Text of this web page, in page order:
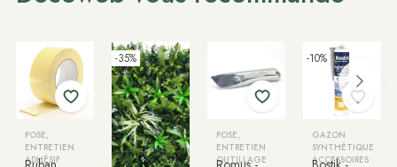
POSE,
ENTRETIEN
ADHÉSIF
-35%
POSE,
ENTRETIEN
OUTILLAGE
-10%
GAZON
SYNTHÉTIQUE
ACCESSOIRES